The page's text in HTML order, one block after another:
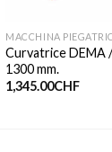
MACCHINA
Curvatrice DEMA
1300 mm.
1,345.00CHF